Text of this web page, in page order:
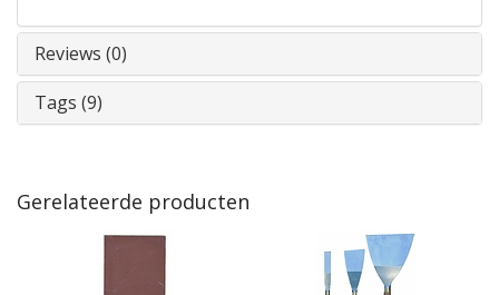
Reviews (0)
Tags (9)
Gerelateerde producten